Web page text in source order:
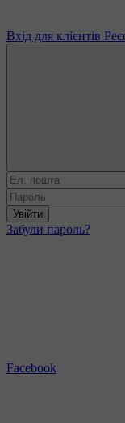
Вхід для клієнтів
Увійти
Забули пароль?
Facebook